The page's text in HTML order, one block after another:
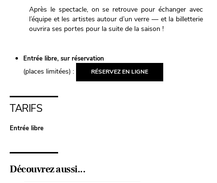
Après le spectacle, on se retrouve pour échanger avec
l’équipe et les artistes autour d’un verre — et la billetterie
ouvrira ses portes pour la suite de la saison !
Entrée libre, sur réservation
(places limitées) : RÉSERVEZ EN LIGNE
TARIFS
Entrée libre
Découvrez aussi...